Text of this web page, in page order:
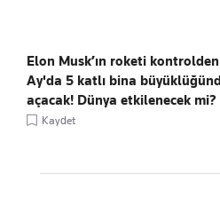
Elon Musk’ın roketi kontrolden
Ay'da 5 katlı bina
açacak! Dünya etkilenecek mi?
Kaydet